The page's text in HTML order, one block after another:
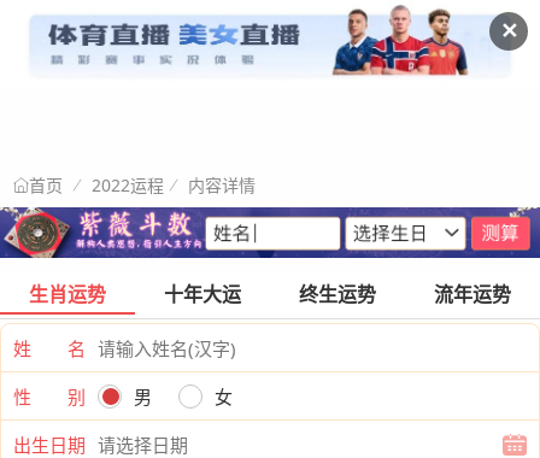
✕
首页 2022运程 内容详情
生肖运势 十年大运 终生运势 流年运势
姓 名
性 别
男
女
出生日期